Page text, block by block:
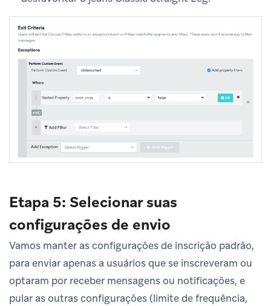
Etapa 5: Selecionar suas
configurações de envio
Vamos manter as configurações de inscrição padrão,
para enviar apenas a usuários que se inscreveram ou
optaram por receber mensagens ou notificações, e
pular as outras configurações (limite de frequência,